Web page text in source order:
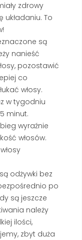
zdrowy
układaniu. To
są
nanieść
pozostawić
co
włosy.
w tygodniu
minut.
wyraźnie
włosów.
odżywki bez
po
są jeszcze
należy
ilości,
zbyt duża